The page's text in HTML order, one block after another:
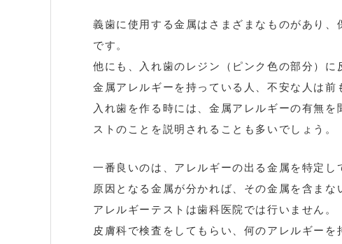
義歯に使用する金属はさまざまなものがあり
です。
他にも、入れ歯のレジン（ピンク色の部分）に
金属アレルギーを持っている人、不安な人は
入れ歯を作る時には、金属アレルギーの有無
ストのことを説明されることも多いでしょう。
一番良いのは、アレルギーの出る金属を特定し
原因となる金属が分かれば、その金属を含まな
アレルギーテストは歯科医院では行いません。
皮膚科で検査をしてもらい、何のアレルギーを